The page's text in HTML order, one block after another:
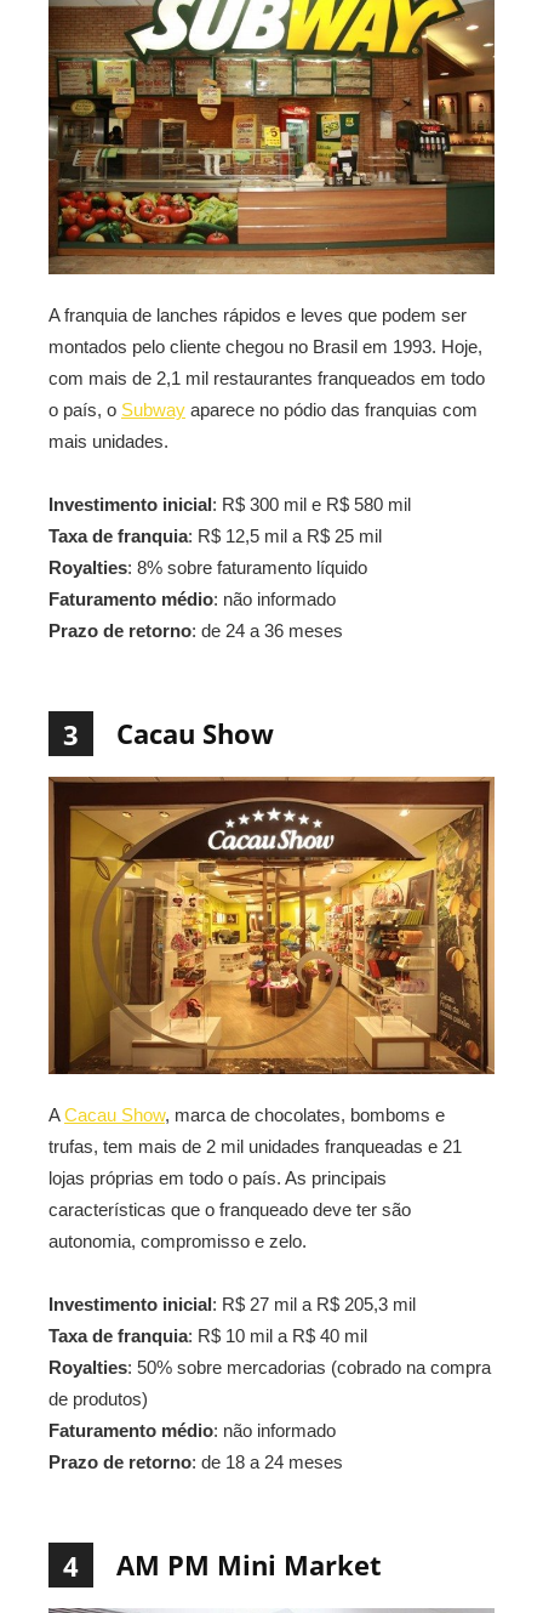
A franquia de lanches rápidos e leves que podem ser
montados pelo cliente chegou no Brasil em 1993. Hoje,
com mais de 2,1 mil restaurantes franqueados em todo
o país, o Subway aparece no pódio das franquias com
mais unidades.
Investimento inicial: R$ 300 mil e R$ 580 mil
Taxa de franquia: R$ 12,5 mil a R$ 25 mil
Royalties: 8% sobre faturamento líquido
Faturamento médio: não informado
Prazo de retorno: de 24 a 36 meses
3 Cacau Show
ACacau Show, marca de chocolates, bomboms e
trufas, tem mais de 2 mil unidades franqueadas e 21
lojas próprias em todo o país. As principais
características que o franqueado deve ter são
autonomia, compromisso e zelo.
Investimento inicial: R$ 27 mil a R$ 205,3 mil
Taxa de franquia: R$ 10 mil a R$ 40 mil
Royalties: 50% sobre mercadorias (cobrado na compra
de produtos)
Faturamento médio: não informado
Prazo de retorno: de 18 a 24 meses
4 AM PM Mini Market